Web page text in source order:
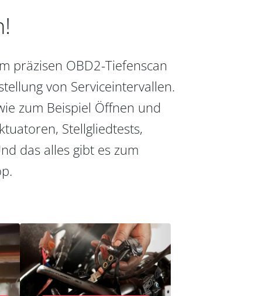
präzisen OBD2-Tiefenscan
von Serviceintervallen.
zum Beispiel Öffnen und
Stellgliedtests,
das alles gibt es zum